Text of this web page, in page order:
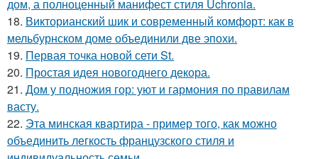
дом, а полноценный манифест стиля Uchronia.
18. Викторианский шик и современный комфорт: как в
мельбурнском доме объединили две эпохи.
19. Первая точка новой сети St.
20. Простая идея новогоднего декора.
21. Дом у подножия гор: уют и гармония по правилам
васту.
22. Эта минская квартира - пример того, как можно
объединить легкость французского стиля и